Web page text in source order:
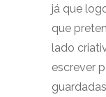
já que
que
lado
escrever